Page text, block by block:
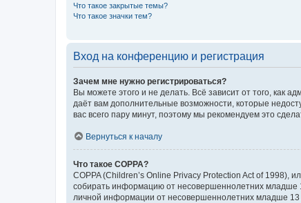
Что такое закрытые темы?
Что такое значки тем?
Вход на конференцию и регистрация
Зачем мне нужно регистрироваться?
Вы можете этого и не делать. Всё зависит от того, как
даёт вам дополнительные возможности, которые
вас всего пару минут, поэтому мы рекомендуем это
Вернуться к началу
Что такое COPPA?
COPPA (Children’s Online Privacy Protection Act of 1998),
собирать информацию от несовершеннолетних младше
личной информации от несовершеннолетних младше 13